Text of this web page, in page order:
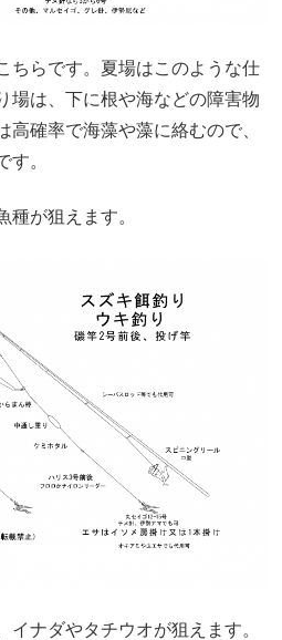
ちらです。夏場はこのような仕
場は、下に根や海などの障害物
高確率で海藻や藻に絡むので、
す。
種が狙えます。
イナダやタチウオが狙えます。